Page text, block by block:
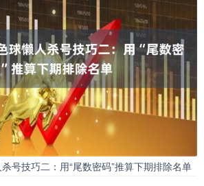
号技巧二：用“尾数密码”推算下期排除名单